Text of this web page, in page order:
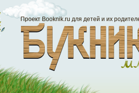
Проект Booknik.ru для детей и их